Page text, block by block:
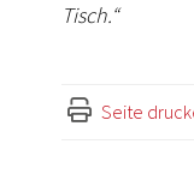
Tisch.“
Seite